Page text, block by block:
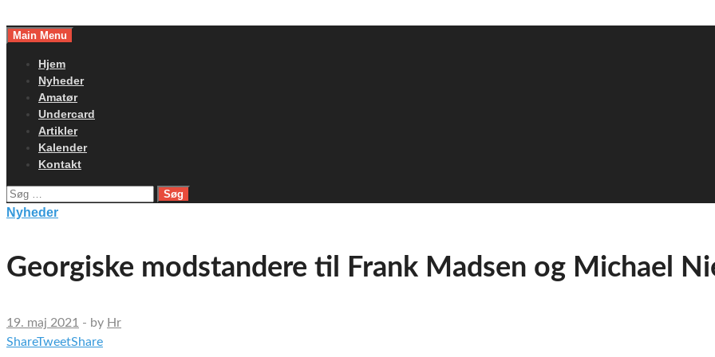
toMain Menu
Hjem
Nyheder
Amatør
Undercard
Artikler
Kalender
Kontakt
Søg
efter:
Nyheder
Georgiske modstandere til Frank Madsen og Michael
19. maj 2021 - by Hr
ShareTweetShare